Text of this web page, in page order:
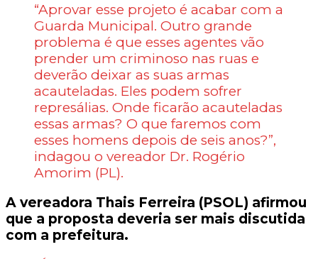
“Aprovar esse projeto é acabar com a
Guarda Municipal. Outro grande
problema é que esses agentes vão
prender um criminoso nas ruas e
deverão deixar as suas armas
acauteladas. Eles podem sofrer
represálias. Onde ficarão acauteladas
essas armas? O que faremos com
esses homens depois de seis anos?”,
indagou o vereador Dr. Rogério
Amorim (PL).
A vereadora Thais Ferreira (PSOL) afirmou
que a proposta deveria ser mais discutida
com a prefeitura.